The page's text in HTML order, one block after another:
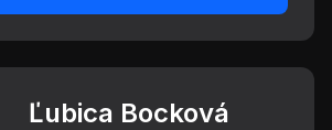
Ľubica Bocková